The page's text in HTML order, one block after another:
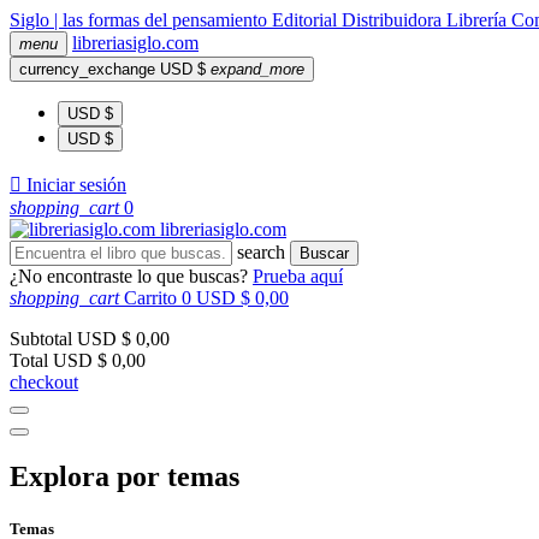
Siglo | las formas del pensamiento Editorial Distribuidora Librería
menu libreriasiglo.com
currency_exchange USD $ expand_more
USD $
USD $
 Iniciar sesión
shopping_cart 0
libreriasiglo.com
search
Buscar
¿No encontraste lo que buscas? Prueba aquí
shopping_cart Carrito 0 USD $ 0,00
Subtotal USD $ 0,00
Total USD $ 0,00
checkout
Explora por temas
Temas